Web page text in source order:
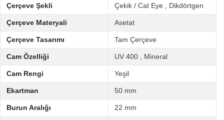
Çerçeve Şekli Çekik / Cat Eye Dikdörtgen
Çerçeve Materyali Asetat
Çerçeve Tasarımı Tam Çerçeve
Cam Özelliği UV 400 Mineral
Cam Rengi Yeşil
Ekartman 50 mm
Burun Aralığı 22 mm